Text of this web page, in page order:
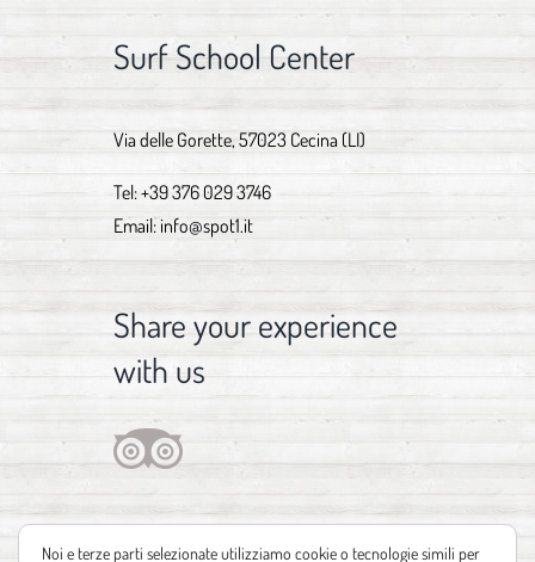
Surf School Center
Via delle Gorette, 57023 Cecina (LI)
Tel:+39 376 029 3746
Email: info@spot1.it
Share your experience
with us
Noi e terze parti selezionate utilizziamo cookie o tecnologie simili per